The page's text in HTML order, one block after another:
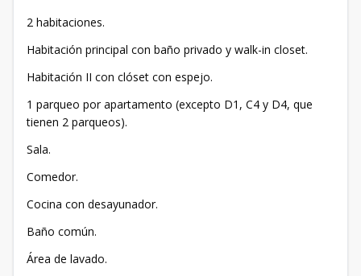
2 habitaciones.
Habitación principal con baño privado y walk-in closet.
Habitación II con clóset con espejo.
1 parqueo por apartamento (excepto D1, C4 y D4, que
tienen 2 parqueos).
Sala.
Comedor.
Cocina con desayunador.
Baño común.
Área de lavado.